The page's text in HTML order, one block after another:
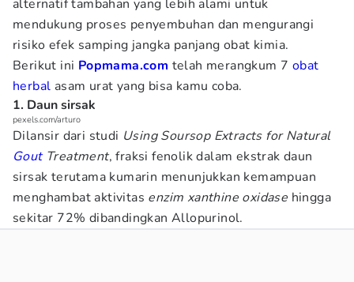
alternatif tambahan yang lebih alami untuk
mendukung proses penyembuhan dan mengurangi
risiko efek samping jangka panjang obat kimia.
Berikut ini Popmama.com telah merangkum 7 obat
herbal asam urat yang bisa kamu coba.
1. Daun sirsak
pexels.com/arturo
Dilansir dari studi Using Soursop Extracts for Natural
GoutTreatment, fraksi fenolik dalam ekstrak daun
sirsak terutama kumarin menunjukkan kemampuan
menghambat aktivitas enzim xanthine oxidase hingga
sekitar 72% dibandingkan Allopurinol.